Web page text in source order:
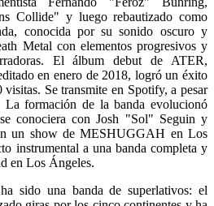
Collide" y luego rebautizado como
conocida por su sonido oscuro y
Metal con elementos progresivos y
El álbum debut de ATER,
en enero de 2018, logró un éxito
Se transmite en Spotify, a pesar
formación de la banda evolucionó
conociera con Josh "Sol" Seguin y
un show de MESHUGGAH en Los
instrumental a una banda completa y
en Los Ángeles.
sido una banda de superlativos: el